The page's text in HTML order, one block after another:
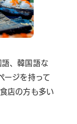
、韓国語な
ージを持って
店の方も多い